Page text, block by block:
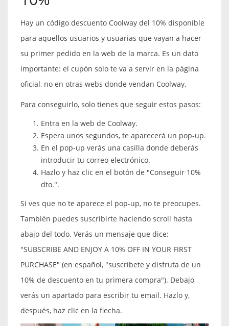
Hay un código descuento Coolway del 10% disponible
para aquellos usuarios y usuarias que vayan a hacer
su primer pedido en la web de la marca. Es un dato
importante: el cupón solo te va a servir en la página
oficial, no en otras webs donde vendan Coolway.
Para conseguirlo, solo tienes que seguir estos pasos:
Entra en la web de Coolway.
Espera unos segundos, te aparecerá un pop-up.
En el pop-up verás una casilla donde deberás
introducir tu correo electrónico.
Hazlo y haz clic en el botón de "Conseguir 10%
dto.".
Si ves que no te aparece el pop-up, no te preocupes.
También puedes suscribirte haciendo scroll hasta
abajo del todo. Verás un mensaje que dice:
"SUBSCRIBE AND ENJOY A 10% OFF IN YOUR FIRST
PURCHASE" (en español, "suscríbete y disfruta de un
10% de descuento en tu primera compra"). Debajo
verás un apartado para escribir tu email. Hazlo y,
después, haz clic en la flecha.